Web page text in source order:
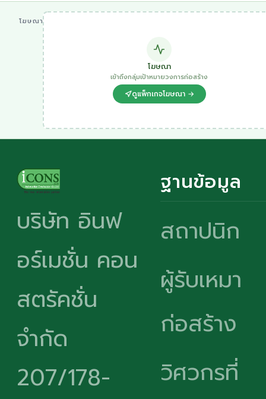
โฆษณา
โฆษณา
เข้าถึงกลุ่มเป้าหมายวงการก่อสร้าง
ดูแพ็กเกจโฆษณา →
บริษัท อินฟ
อร์เมชั่น คอน
สตรัคชั่น
จำกัด
207/178-
ฐานข้อมูล
สถาปนิก
ผู้รับเหมา
ก่อสร้าง
วิศวกรที่